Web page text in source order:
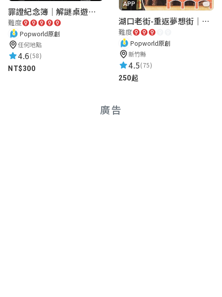
罪證紀念簿｜解謎桌遊｜警匪偵訊｜室內遊戲
難度
Popworld原創
任何地點
4.6(58)
NT$300
APP
湖口老街-重返夢想街｜新竹老街城市解謎
難度
Popworld原創
新竹縣
4.5(75)
250起
廣告